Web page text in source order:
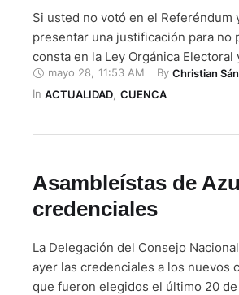
Si usted no votó en el
presentar una justificación para no
consta en la Ley Orgánica
También puede justificarse si es
Juntas Receptoras del Voto (JRV) y
mayo 28, 11:53 AM By Christian
In ACTUALIDAD, CUENCA
Asambleístas de
credenciales
La Delegación del Consejo
ayer las credenciales a los nuevos
que fueron elegidos el último 20